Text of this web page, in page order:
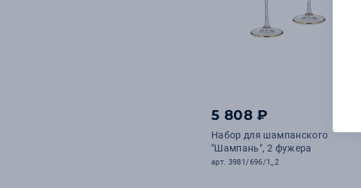
5 808 ₽
Набор для шампанского
"Шампань", 2 фужера
арт. 3981/696/1_2